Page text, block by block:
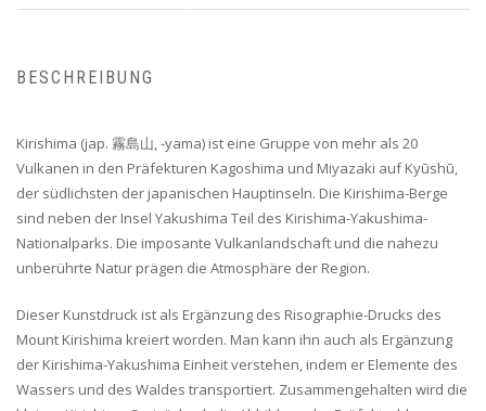
BESCHREIBUNG
Kirishima (jap. 霧島山, -yama) ist eine Gruppe von mehr als 20
Vulkanen in den Präfekturen Kagoshima und Miyazaki auf Kyūshū,
der südlichsten der japanischen Hauptinseln. Die Kirishima-Berge
sind neben der Insel Yakushima Teil des Kirishima-Yakushima-
Nationalparks. Die imposante Vulkanlandschaft und die nahezu
unberührte Natur prägen die Atmosphäre der Region.
Dieser Kunstdruck ist als Ergänzung des Risographie-Drucks des
Mount Kirishima kreiert worden. Man kann ihn auch als Ergänzung
der Kirishima-Yakushima Einheit verstehen, indem er Elemente des
Wassers und des Waldes transportiert. Zusammengehalten wird die